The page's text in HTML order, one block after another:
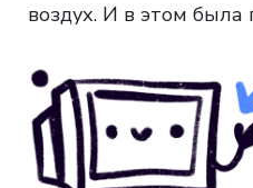
воздух. И в этом была